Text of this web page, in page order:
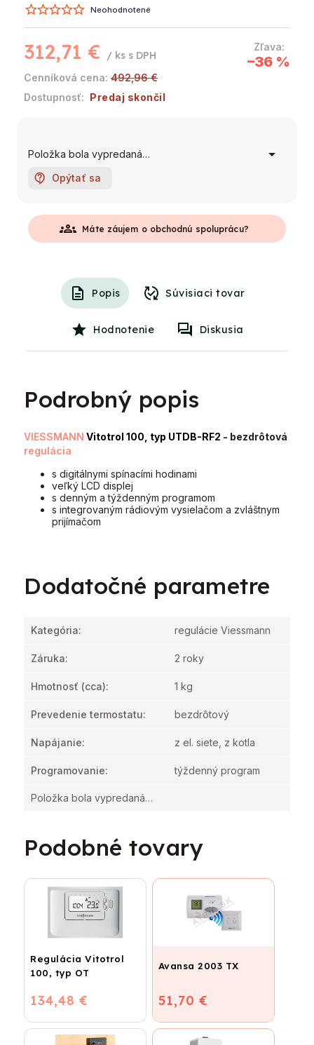
Neohodnotené
492,96 €
–36 %
312,71 € / ks
Predaj skončil
Položka bola vypredaná…
Opýtať sa
groups Máte záujem o obchodnú spoluprácu?
Popis Súvisiaci tovar
Hodnotenie Diskusia
Podrobný popis
VIESSMANN Vitotrol 100, typ UTDB-RF2 - bezdrôtová
regulácia
s digitálnymi spínacími hodinami
veľký LCD displej
s denným a týždenným programom
s integrovaným rádiovým vysielačom a zvláštnym
prijímačom
Dodatočné parametre
Kategória: regulácie Viessmann
Záruka: 2 roky
Hmotnosť (cca): 1 kg
Prevedenie termostatu: bezdrôtový
Napájanie: z el. siete, z kotla
Programovanie: týždenný program
Položka bola vypredaná…
Podobné tovary
Regulácia Vitotrol
100, typ OT
134,48 €
Avansa 2003 TX
51,70 €